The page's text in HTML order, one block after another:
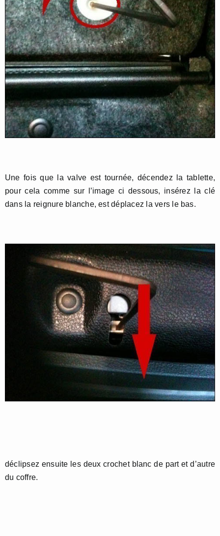
Une fois que la valve est tournée, décendez la tablette,
pour cela comme sur l’image ci dessous, insérez la clé
dans la reignure blanche, est déplacez la vers le bas.
déclipsez ensuite les deux crochet blanc de part et d’autre
du coffre.